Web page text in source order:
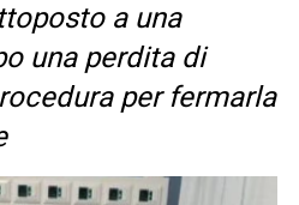
a una
una perdita di
per fermarla